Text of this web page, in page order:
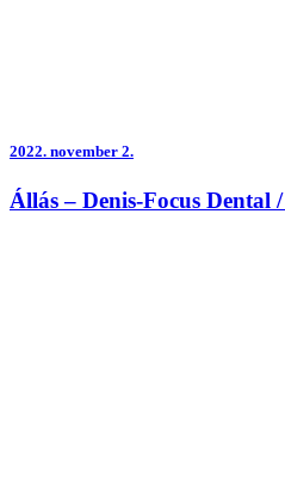
2022. november 2.
Állás – Denis-Focus